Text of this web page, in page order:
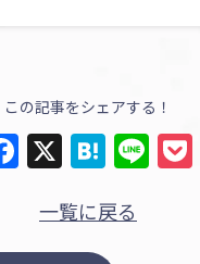
この記事をシェアする！
Facebook
X Hatena
Line
一覧に戻る